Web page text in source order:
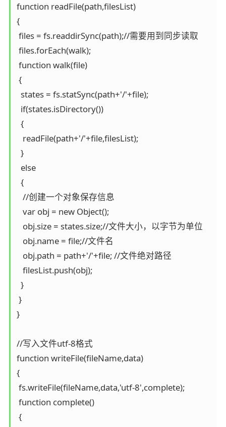
function readFile(path,filesList)
{
files = fs.readdirSync(path);//需要用到同步读取
files.forEach(walk);
function walk(file)
{
  states = fs.statSync(path+'/'+file);
  if(states.isDirectory())
  {
   readFile(path+'/'+file,filesList);
  }
  else
  {
   //创建一个对象保存信息
   var obj = new Object();
   obj.size = states.size;//文件大小，以字节为单位
   obj.name = file;//文件名
   obj.path = path+'/'+file; //文件绝对路径
   filesList.push(obj);
  }
}
}
//写入文件utf-8格式
function writeFile(fileName,data)
{
fs.writeFile(fileName,data,'utf-8',complete);
function complete()
{